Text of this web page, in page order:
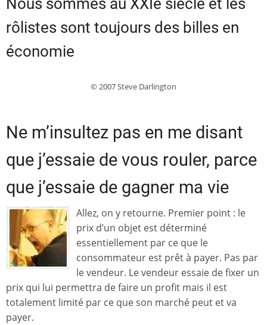
rôlistes sont toujours des billes en
économie
© 2007 Steve Darlington
Ne m’insultez pas en me disant
que j’essaie de vous rouler, parce
que j’essaie de gagner ma vie
Allez, on y retourne. Premier point : le
prix d’un objet est déterminé
essentiellement par ce que le
consommateur est prêt à payer. Pas par
le vendeur. Le vendeur essaie de fixer un
prix qui lui permettra de faire un profit mais il est
totalement limité par ce que son marché peut et va
payer.